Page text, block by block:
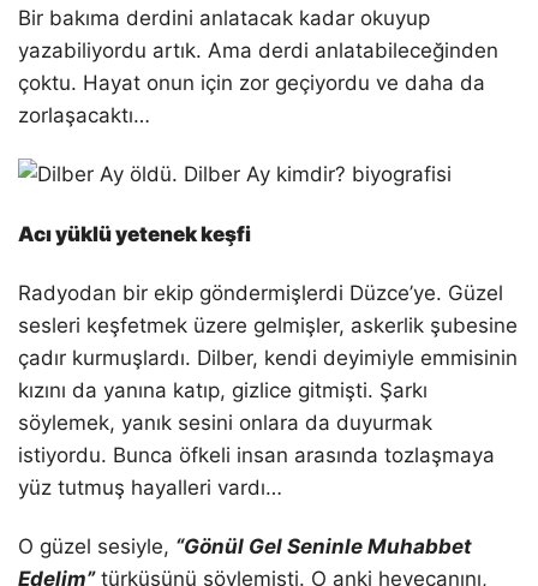
Bir bakıma derdini anlatacak kadar okuyup
yazabiliyordu artık. Ama derdi anlatabileceğinden
çoktu. Hayat onun için zor geçiyordu ve daha da
zorlaşacaktı…
Acı yüklü yetenek keşfi
Radyodan bir ekip göndermişlerdi Düzce’ye. Güzel
sesleri keşfetmek üzere gelmişler, askerlik şubesine
çadır kurmuşlardı. Dilber, kendi deyimiyle emmisinin
kızını da yanına katıp, gizlice gitmişti. Şarkı
söylemek, yanık sesini onlara da duyurmak
istiyordu. Bunca öfkeli insan arasında tozlaşmaya
yüz tutmuş hayalleri vardı…
O güzel sesiyle, “Gönül Gel Seninle Muhabbet
Edelim”türküsünü söylemişti. O anki heyecanını,